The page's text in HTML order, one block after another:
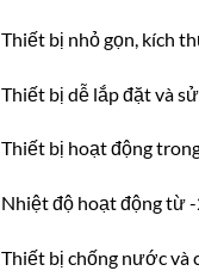
Thiết bị nhỏ gọn, kích
Thiết bị dễ lắp đặt và sử
Thiết bị hoạt động
Nhiệt độ hoạt động từ -
Thiết bị chống nước và